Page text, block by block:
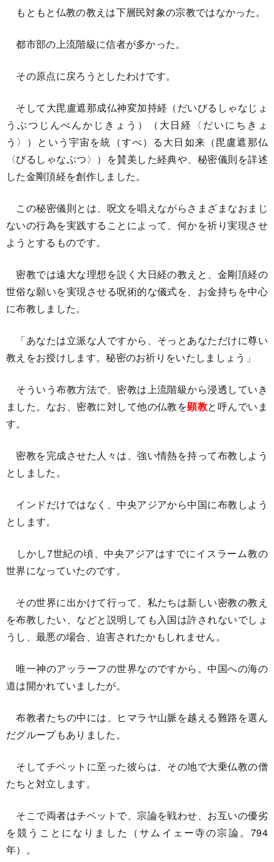
もともと仏教の教えは下層民対象の宗教ではなかった。
都市部の上流階級に信者が多かった。
その原点に戻ろうとしたわけです。
そして大毘盧遮那成仏神変加持経（だいびるしゃなじょ
うぶつじんべんかじきょう）（大日経〈だいにちきょ
う〉）という宇宙を統（すべ）る大日如来（毘盧遮那仏
〈びるしゃなぶつ〉）を賛美した経典や、秘密儀則を詳述
した金剛頂経を創作しました。
この秘密儀則とは、呪文を唱えながらさまざまなおまじ
ないの行為を実践することによって、何かを祈り実現させ
ようとするものです。
密教では遠大な理想を説く大日経の教えと、金剛頂経の
世俗な願いを実現させる呪術的な儀式を、お金持ちを中心
に布教しました。
「あなたは立派な人ですから、そっとあなただけに尊い
教えをお授けします。秘密のお祈りをいたしましょう」
そういう布教方法で、密教は上流階級から浸透していき
ました。なお、密教に対して他の仏教を顕教と呼んでいま
す。
密教を完成させた人々は、強い情熱を持って布教しよう
としました。
インドだけではなく、中央アジアから中国に布教しよう
とします。
しかし7世紀の頃、中央アジアはすでにイスラーム教の
世界になっていたのです。
その世界に出かけて行って、私たちは新しい密教の教え
を布教したい、などと説明しても入国は許されないでしょ
うし、最悪の場合、迫害されたかもしれません。
唯一神のアッラーフの世界なのですから。中国への海の
道は開かれていましたが。
布教者たちの中には、ヒマラヤ山脈を越える難路を選ん
だグループもありました。
そしてチベットに至った彼らは、その地で大乗仏教の僧
たちと対立します。
そこで両者はチベットで、宗論を戦わせ、お互いの優劣
を競うことになりました（サムイェー寺の宗論。794
年）。